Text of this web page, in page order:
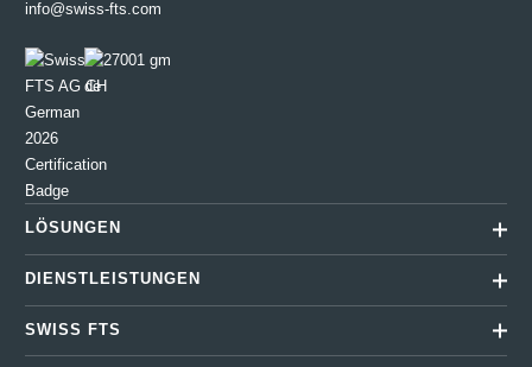
info@swiss-fts.com
LÖSUNGEN
DIENSTLEISTUNGEN
SWISS FTS